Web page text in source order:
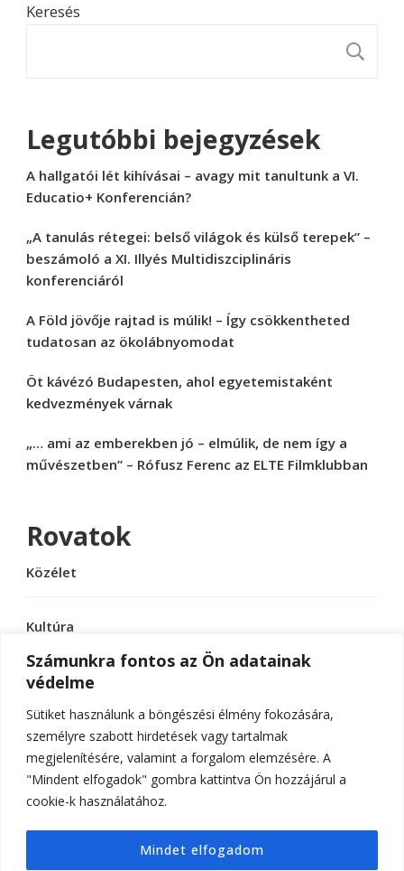
Számunkra fontos az Ön adatainak
védelme
Sütiket használunk a böngészési élmény fokozására,
személyre szabott hirdetések vagy tartalmak
megjelenítésére, valamint a forgalom elemzésére. A
"Mindent elfogadok" gombra kattintva Ön hozzájárul a
cookie-k használatához.
Mindet elfogadom
Keresés
Legutóbbi bejegyzések
A hallgatói lét kihívásai – avagy mit tanultunk a VI.
Educatio+ Konferencián?
„A tanulás rétegei: belső világok és külső terepek” –
beszámoló a XI. Illyés Multidiszciplináris
konferenciáról
A Föld jövője rajtad is múlik! – Így csökkentheted
tudatosan az ökolábnyomodat
Öt kávézó Budapesten, ahol egyetemistaként
kedvezmények várnak
„… ami az emberekben jó – elmúlik, de nem így a
művészetben” – Rófusz Ferenc az ELTE Filmklubban
Rovatok
Közélet
Kultúra
Sport
Tudomány
© Szerzői jog 2026ELTE Online